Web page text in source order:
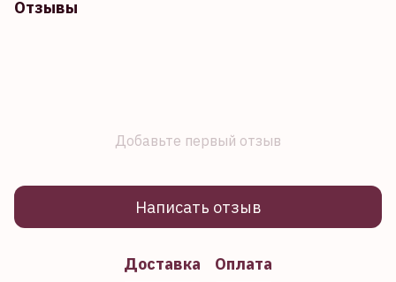
Отзывы
Добавьте первый отзыв
Написать отзыв
Доставка Оплата